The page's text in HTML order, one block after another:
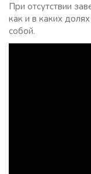
При отсутствии
как и в каких
собой.